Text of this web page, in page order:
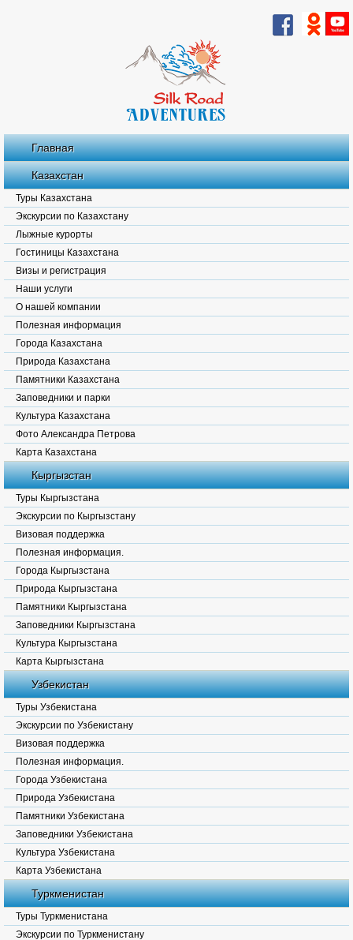
Главная
Казахстан
Туры Казахстана
Экскурсии по Казахстану
Лыжные курорты
Гостиницы Казахстана
Визы и регистрация
Наши услуги
О нашей компании
Полезная информация
Города Казахстана
Природа Казахстана
Памятники Казахстана
Заповедники и парки
Культура Казахстана
Фото Александра Петрова
Карта Казахстана
Кыргызстан
Туры Кыргызстана
Экскурсии по Кыргызстану
Визовая поддержка
Полезная информация.
Города Кыргызстана
Природа Кыргызстана
Памятники Кыргызстана
Заповедники Кыргызстана
Культура Кыргызстана
Карта Кыргызстана
Узбекистан
Туры Узбекистана
Экскурсии по Узбекистану
Визовая поддержка
Полезная информация.
Города Узбекистана
Природа Узбекистана
Памятники Узбекистана
Заповедники Узбекистана
Культура Узбекистана
Карта Узбекистана
Туркменистан
Туры Туркменистана
Экскурсии по Туркменистану